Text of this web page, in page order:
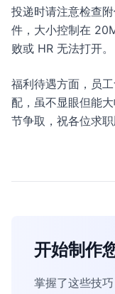
投递时请注意检查
件，大小控制在
败或 HR 无法打开。
福利待遇方面，员
配，虽不显眼但能
节争取，祝各位求职
开始制作
掌握了这些技